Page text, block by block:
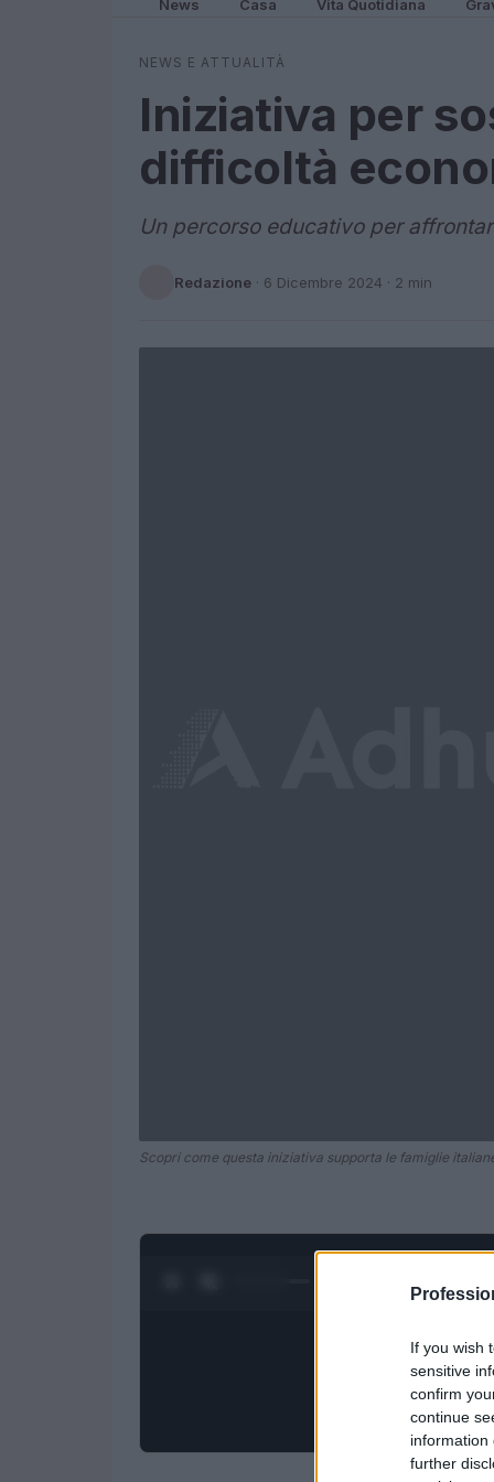
If you wish
sensitive
confirm
continue
information
further
News Casa Vita Quotidiana
NEWS E ATTUALITÀ
Iniziativa per
difficoltà
Un percorso educativo per
Redazione · 6 Dicembre 2024 · 2 min
Scopri come questa iniziativa supporta le famiglie